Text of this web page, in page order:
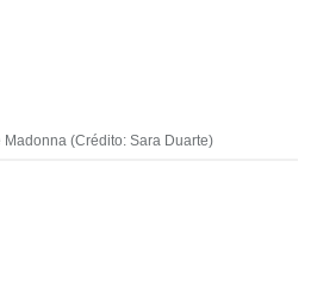
(Crédito: Sara Duarte)